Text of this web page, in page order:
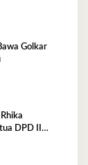
Golkar
DPD II